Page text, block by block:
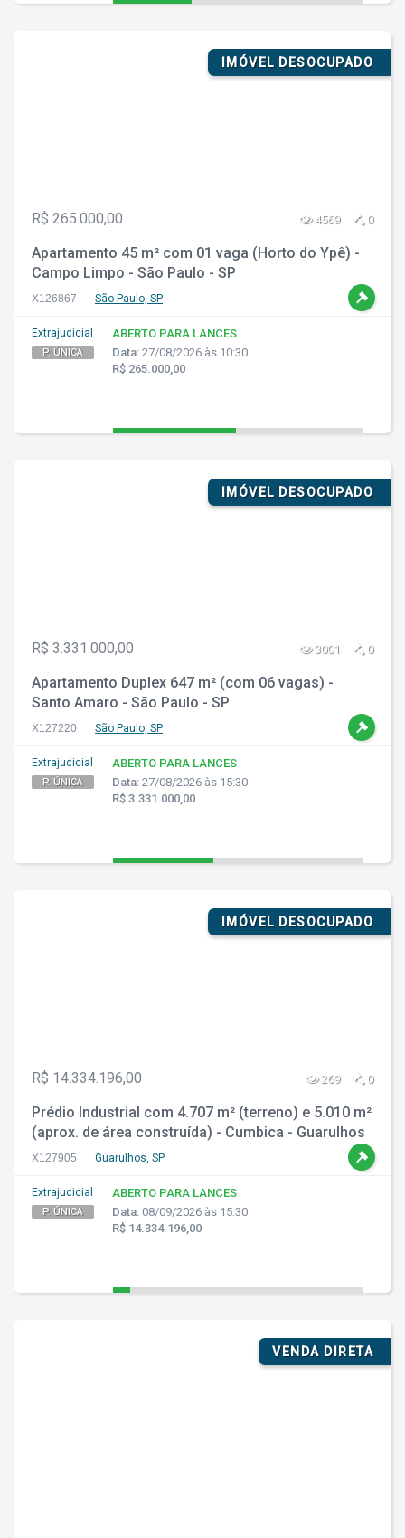
IMÓVEL DESOCUPADO
R$ 265.000,00 4569 0
Apartamento 45 m² com 01 vaga (Horto do Ypê) -
Campo Limpo - São Paulo - SP
X126867 São Paulo, SP
Extrajudicial
P. ÚNICA
ABERTO PARA LANCES
Data: 27/08/2026 às 10:30
R$ 265.000,00
IMÓVEL DESOCUPADO
R$ 3.331.000,00 3001 0
Apartamento Duplex 647 m² (com 06 vagas) -
Santo Amaro - São Paulo - SP
X127220 São Paulo, SP
Extrajudicial
P. ÚNICA
ABERTO PARA LANCES
Data: 27/08/2026 às 15:30
R$ 3.331.000,00
IMÓVEL DESOCUPADO
R$ 14.334.196,00 269 0
Prédio Industrial com 4.707 m² (terreno) e 5.010 m²
(aprox. de área construída) - Cumbica - Guarulhos
- SP
X127905 Guarulhos, SP
Extrajudicial
P. ÚNICA
ABERTO PARA LANCES
Data: 08/09/2026 às 15:30
R$ 14.334.196,00
VENDA DIRETA